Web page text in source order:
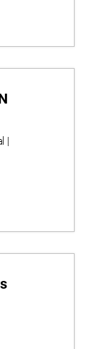
|